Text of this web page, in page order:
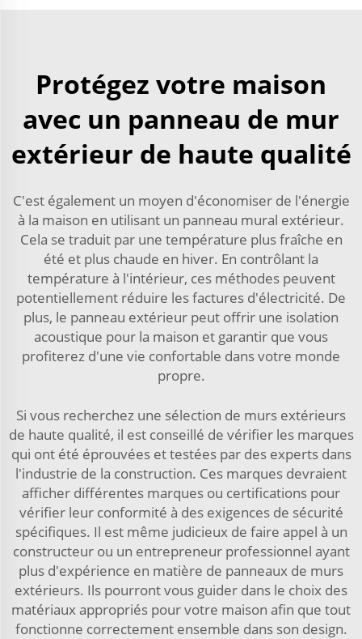
Protégez votre maison
avec un panneau de mur
extérieur de haute qualité
C'est également un moyen d'économiser de l'énergie
à la maison en utilisant un panneau mural extérieur.
Cela se traduit par une température plus fraîche en
été et plus chaude en hiver. En contrôlant la
température à l'intérieur, ces méthodes peuvent
potentiellement réduire les factures d'électricité. De
plus, le panneau extérieur peut offrir une isolation
acoustique pour la maison et garantir que vous
profiterez d'une vie confortable dans votre monde
propre.
Si vous recherchez une sélection de murs extérieurs
de haute qualité, il est conseillé de vérifier les marques
qui ont été éprouvées et testées par des experts dans
l'industrie de la construction. Ces marques devraient
afficher différentes marques ou certifications pour
vérifier leur conformité à des exigences de sécurité
spécifiques. Il est même judicieux de faire appel à un
constructeur ou un entrepreneur professionnel ayant
plus d'expérience en matière de panneaux de murs
extérieurs. Ils pourront vous guider dans le choix des
matériaux appropriés pour votre maison afin que tout
fonctionne correctement ensemble dans son design.